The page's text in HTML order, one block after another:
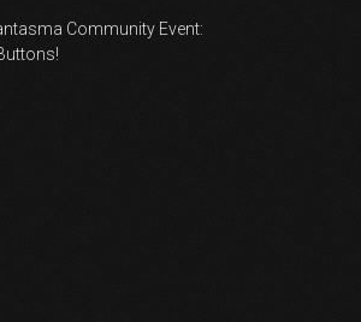
Community Event: